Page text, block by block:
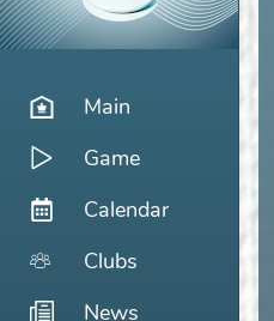
Main
Game
Calendar
Clubs
News